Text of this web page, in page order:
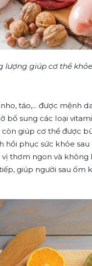
lượng giúp cơ thể
táo,... được mệnh
bổ sung các loại
còn giúp cơ thể được
hồi phục sức khỏe
thơm ngon và
giúp người sau